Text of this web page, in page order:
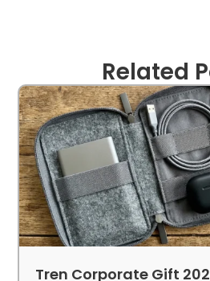
Related
Tren Corporate Gift